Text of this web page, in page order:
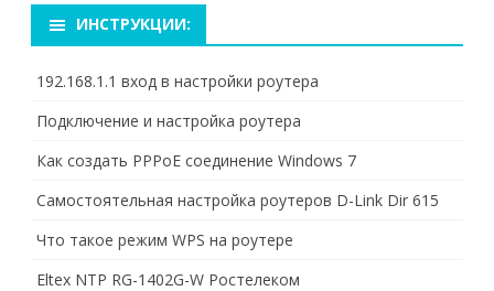
ИНСТРУКЦИИ:
192.168.1.1 вход в настройки роутера
Подключение и настройка роутера
Как создать PPPoE соединение Windows 7
Самостоятельная настройка роутеров D-Link Dir 615
Что такое режим WPS на роутере
Eltex NTP RG-1402G-W Ростелеком